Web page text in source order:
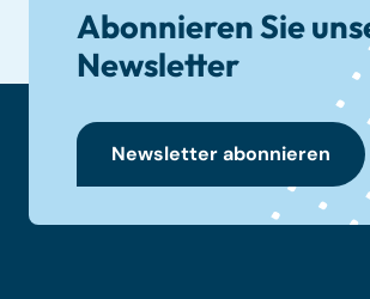
Abonnieren Sie
Newsletter
Newsletter abonnieren